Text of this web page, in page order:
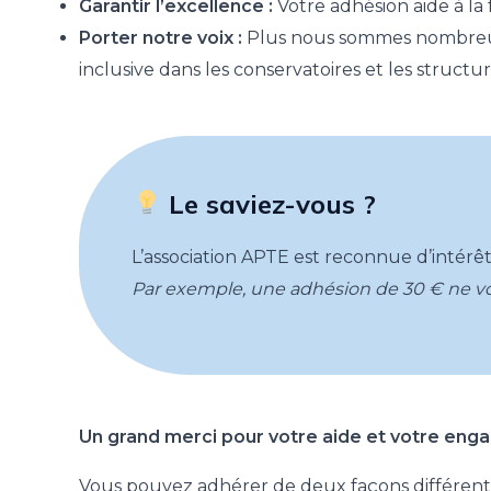
Garantir l’excellence : Votre adhésion aide à
Porter notre voix : Plus nous sommes
inclusive dans les conservatoires et les
Le saviez-vous ?
L’association APTE est reconnue
Par exemple, une adhésion de 30 € ne
Un grand merci pour votre aide et votre
Vous pouvez adhérer de deux façons